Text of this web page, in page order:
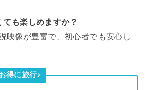
も楽しめますか？
映像が豊富で、初心者でも安心し
得に旅行♪